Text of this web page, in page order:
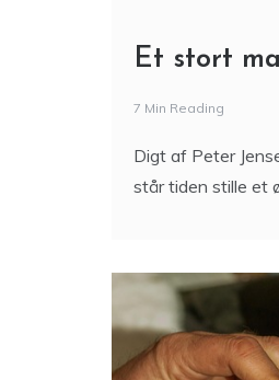
Et stort
står tiden stille et